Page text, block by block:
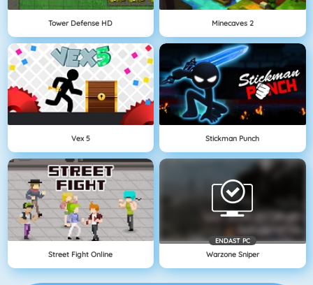
Tower Defense HD Minecaves 2
Vex 5 Stickman Punch
Street Fight Online
ENDAST PC
Warzone Sniper